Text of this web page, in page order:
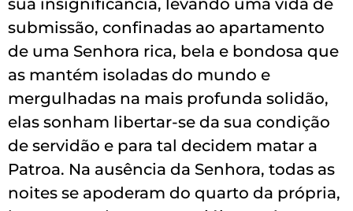
sua insignificância, levando uma vida de
submissão, confinadas ao apartamento
de uma Senhora rica, bela e bondosa que
as mantém isoladas do mundo e
mergulhadas na mais profunda solidão,
elas sonham libertar-se da sua condição
de servidão e para tal decidem matar a
Patroa. Na ausência da Senhora, todas as
noites se apoderam do quarto da própria,